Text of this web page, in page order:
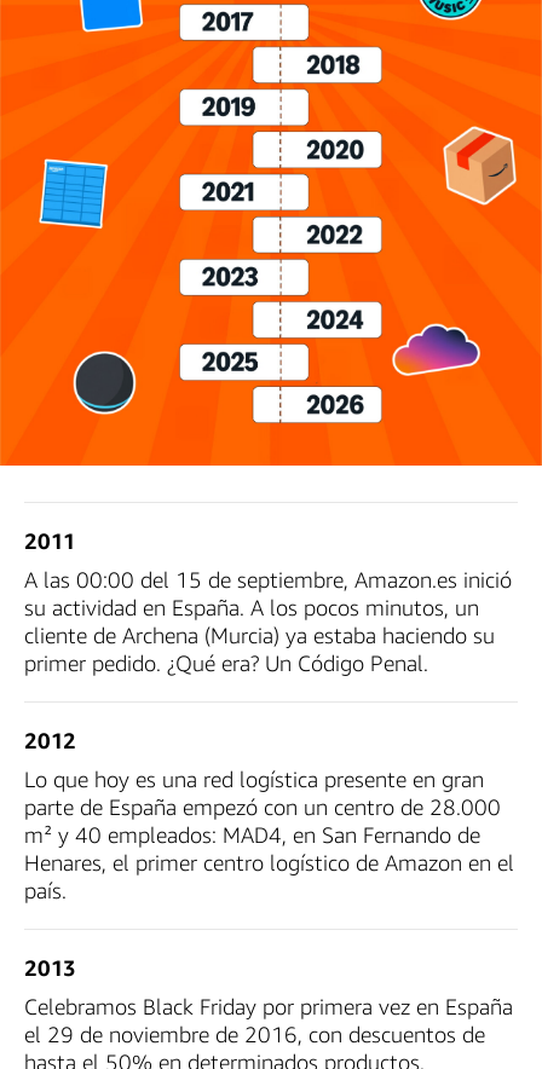
2011
A las 00:00 del 15 de septiembre, Amazon.es inició
su actividad en España. A los pocos minutos, un
cliente de Archena (Murcia) ya estaba haciendo su
primer pedido. ¿Qué era? Un Código Penal.
2012
Lo que hoy es una red logística presente en gran
parte de España empezó con un centro de 28.000
m² y 40 empleados: MAD4, en San Fernando de
Henares, el primer centro logístico de Amazon en el
país.
2013
Celebramos Black Friday por primera vez en España
el 29 de noviembre de 2016, con descuentos de
hasta el 50% en determinados productos.